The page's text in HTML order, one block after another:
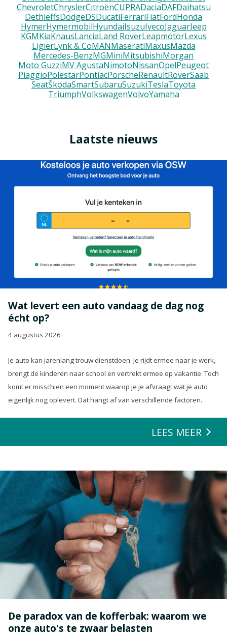
ChevroletChryslerCitroënCUPRADaciaDAFDaihatsu
DethleffsDodgeDSDucatiFerrariFiatFordHonda
HymerHymermobilHyundaiIsuzuIvecoJaguarJeep
KGMKiaKnausLanciaLand RoverLeapmotorLexus
LigierLynk & CoMANMaseratiMaxusMazda
Mercedes-BenzMGMiniMitsubishiMorgan
Moto GuzziMV AgustaNimotoNissanOpelPeugeot
PiaggioPolestarPontiacPorscheRenaultRoverSaab
SeatŠkodaSmartSubaruSuzukiTeslaToyota
TriumphVolkswagenVolvoYamaha
Laatste nieuws
Wat levert een auto vandaag de dag nog
écht op?
4 augustus 2026
Je auto kan jarenlang trouw dienstdoen. Je rijdt ermee naar je werk,
brengt de kinderen naar school en vertrekt ermee op vakantie. Toch
komt er misschien een moment waarop je je afvraagt wat je auto
eigenlijk nog oplevert. Dat hangt af van verschillende factoren.
LEES MEER
De paradox van de kofferbak: waarom we
onze auto's te zwaar belasten